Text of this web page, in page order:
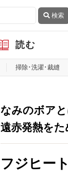
検索
読む
掃除･洗濯･裁縫
なみのボア
遠赤発熱をた
フジヒー